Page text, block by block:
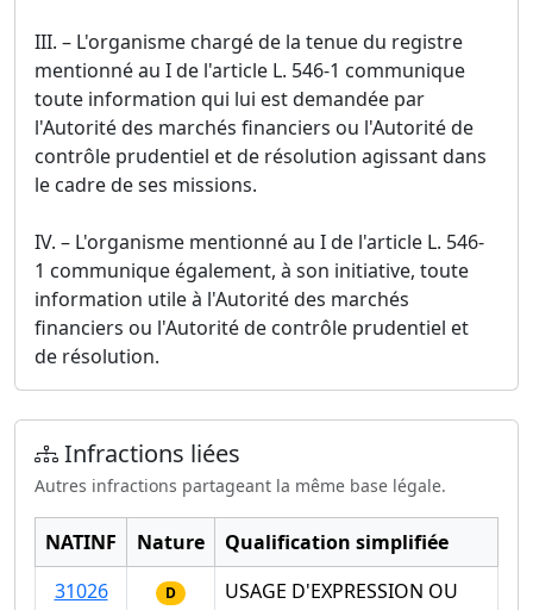
III. – L'organisme chargé de la tenue du registre
mentionné au I de l'article L. 546-1 communique
toute information qui lui est demandée par
l'Autorité des marchés financiers ou l'Autorité de
contrôle prudentiel et de résolution agissant dans
le cadre de ses missions.
IV. – L'organisme mentionné au I de l'article L. 546-
1 communique également, à son initiative, toute
information utile à l'Autorité des marchés
financiers ou l'Autorité de contrôle prudentiel et
de résolution.
Infractions liées
Autres infractions partageant la même base légale.
NATINF Nature
Qualification simplifiée
31026
D
USAGE D'EXPRESSION OU